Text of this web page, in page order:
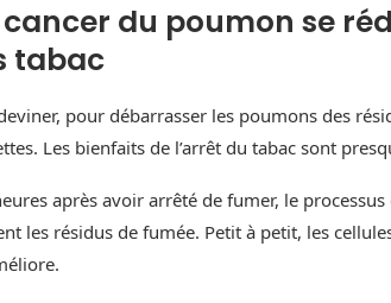
du poumon se
tabac
pour débarrasser les poumons des
Les bienfaits de l’arrêt du tabac sont
après avoir arrêté de fumer, le
les résidus de fumée. Petit à petit, les